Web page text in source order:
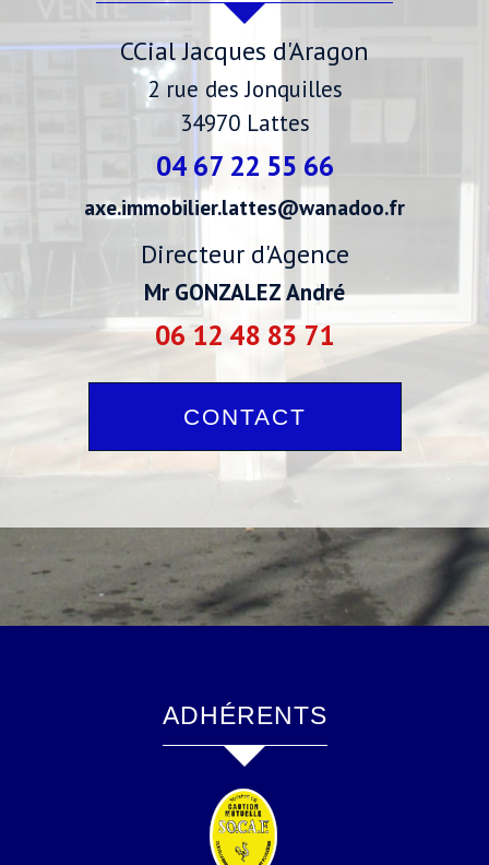
CCial Jacques d'Aragon
2 rue des Jonquilles
34970 Lattes
04 67 22 55 66
axe.immobilier.lattes@wanadoo.fr
Directeur d'Agence
Mr GONZALEZ André
06 12 48 83 71
CONTACT
ADHÉRENTS